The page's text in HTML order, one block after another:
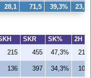
SKR SK%
2H
215 455 47,3%
215
136 397 34,3%
106
28,1 71,5 39,3% 23,1